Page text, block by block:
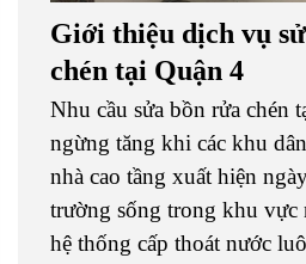
Giới thiệu dịch vụ
chén tại Quận 4
Nhu cầu sửa bồn rửa chén
ngừng tăng khi các khu
nhà cao tầng xuất hiện
trường sống trong khu vực
hệ thống cấp thoát nước